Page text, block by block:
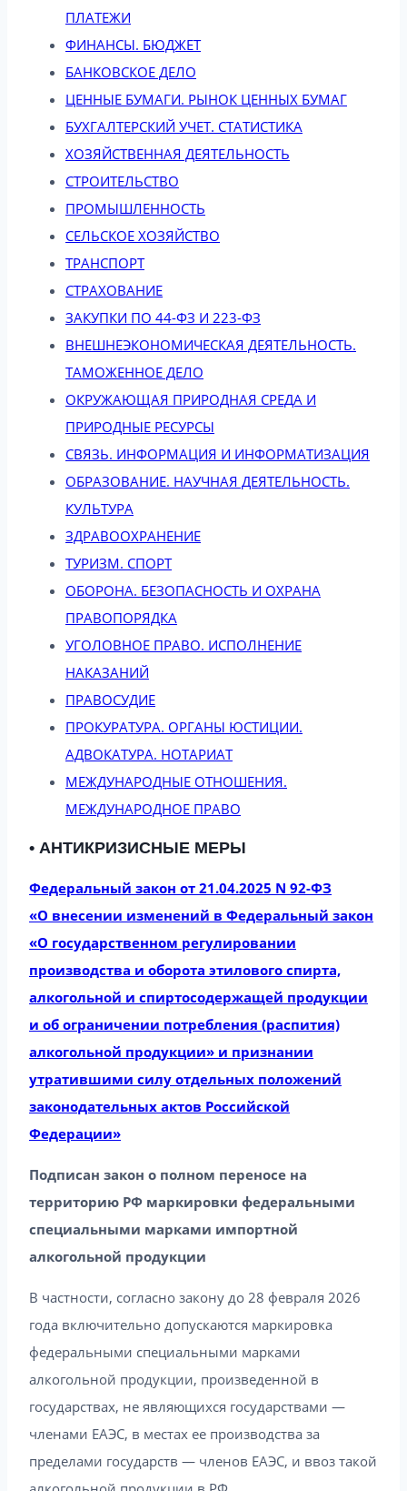
ПЛАТЕЖИ
ФИНАНСЫ. БЮДЖЕТ
БАНКОВСКОЕ ДЕЛО
ЦЕННЫЕ БУМАГИ. РЫНОК ЦЕННЫХ БУМАГ
БУХГАЛТЕРСКИЙ УЧЕТ. СТАТИСТИКА
ХОЗЯЙСТВЕННАЯ ДЕЯТЕЛЬНОСТЬ
СТРОИТЕЛЬСТВО
ПРОМЫШЛЕННОСТЬ
СЕЛЬСКОЕ ХОЗЯЙСТВО
ТРАНСПОРТ
СТРАХОВАНИЕ
ЗАКУПКИ ПО 44-ФЗ И 223-ФЗ
ВНЕШНЕЭКОНОМИЧЕСКАЯ ДЕЯТЕЛЬНОСТЬ.
ТАМОЖЕННОЕ ДЕЛО
ОКРУЖАЮЩАЯ ПРИРОДНАЯ СРЕДА И
ПРИРОДНЫЕ РЕСУРСЫ
СВЯЗЬ. ИНФОРМАЦИЯ И ИНФОРМАТИЗАЦИЯ
ОБРАЗОВАНИЕ. НАУЧНАЯ ДЕЯТЕЛЬНОСТЬ.
КУЛЬТУРА
ЗДРАВООХРАНЕНИЕ
ТУРИЗМ. СПОРТ
ОБОРОНА. БЕЗОПАСНОСТЬ И ОХРАНА
ПРАВОПОРЯДКА
УГОЛОВНОЕ ПРАВО. ИСПОЛНЕНИЕ
НАКАЗАНИЙ
ПРАВОСУДИЕ
ПРОКУРАТУРА. ОРГАНЫ ЮСТИЦИИ.
АДВОКАТУРА. НОТАРИАТ
МЕЖДУНАРОДНЫЕ ОТНОШЕНИЯ.
МЕЖДУНАРОДНОЕ ПРАВО
• АНТИКРИЗИСНЫЕ МЕРЫ
Федеральный закон от 21.04.2025 N 92-ФЗ
«О внесении изменений в Федеральный закон
«О государственном регулировании
производства и оборота этилового спирта,
алкогольной и спиртосодержащей продукции
и об ограничении потребления (распития)
алкогольной продукции» и признании
утратившими силу отдельных положений
законодательных актов Российской
Федерации»
Подписан закон о полном переносе на
территорию РФ маркировки федеральными
специальными марками импортной
алкогольной продукции
В частности, согласно закону до 28 февраля 2026
года включительно допускаются маркировка
федеральными специальными марками
алкогольной продукции, произведенной в
государствах, не являющихся государствами —
членами ЕАЭС, в местах ее производства за
пределами государств — членов ЕАЭС, и ввоз такой